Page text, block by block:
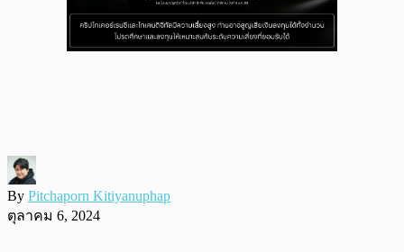
By Pitchaporn Kitiyanuphap
ตุลาคม 6, 2024